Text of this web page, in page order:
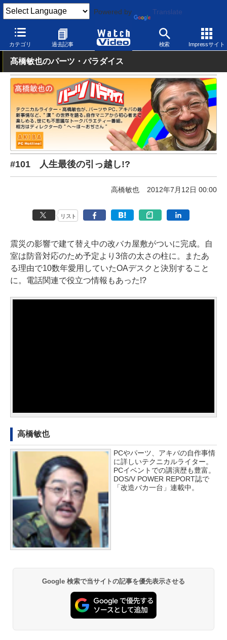
Powered by Translate
カテゴリ 過去記事 検索 Impressサイト
Watch Video パソコン パソコン関連
髙橋敏也のパーツ・パラダイス
#101 人生最後の引っ越し!?
高橋敏也 2012年7月12日 00:00
リスト
震災の影響で建て替え中の改バカ屋敷がついに完成。自
室は防音対応のため予定より3倍の太さの柱に。またあ
る理由で10数年愛用していたOAデスクと決別すること
に。電話関連で役立つ情報もあった!?
高橋敏也
PCやパーツ、アキバの自作事情
に詳しいテクニカルライター。
PCイベントでの講演歴も豊富。
DOS/V POWER REPORT誌で
「改造バカ一台」連載中。
Google 検索で当サイトの記事を優先表示させる